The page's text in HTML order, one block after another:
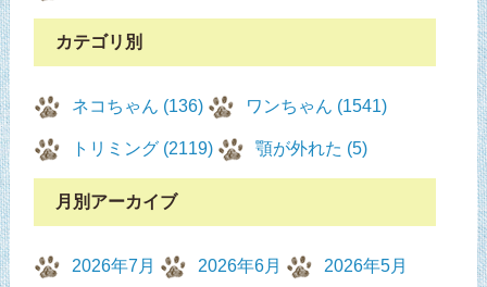
カテゴリ別
ネコちゃん (136) ワンちゃん (1541)
トリミング (2119) 顎が外れた (5)
月別アーカイブ
2026年7月 2026年6月 2026年5月